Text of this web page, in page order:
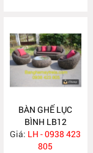
BÀN GHẾ LỤC
BÌNH LB12
Giá: LH - 0938 423
805